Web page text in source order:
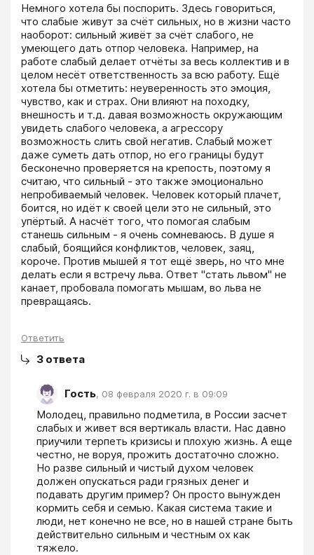
Немного хотела бы поспорить. Здесь говориться,
что слабые живут за счёт сильных, но в жизни часто
наоборот: сильный живёт за счёт слабого, не
умеющего дать отпор человека. Например, на
работе слабый делает отчёты за весь коллектив и в
целом несёт ответственность за всю работу. Ещё
хотела бы отметить: неуверенность это эмоция,
чувство, как и страх. Они влияют на походку,
внешность и т.д. давая возможность окружающим
увидеть слабого человека, а агрессору
возможность слить свой негатив. Слабый может
даже суметь дать отпор, но его границы будут
бесконечно проверяется на крепость, поэтому я
считаю, что сильный - это также эмоционально
непробиваемый человек. Человек который плачет,
боится, но идёт к своей цели это не сильный, это
упёртый. А насчёт того, что помогая слабым
станешь сильным - я очень сомневаюсь. В душе я
слабый, боящийся конфликтов, человек, заяц,
короче. Против мышей я тот ещё зверь, но что мне
делать если я встречу льва. Ответ "стать львом" не
канает, пробовала помогать мышам, во льва не
превращаясь.
Ответить
3 ответа
Гость, 08 февраля 2020 г. в 09:09
Молодец, правильно подметила, в России засчет
слабых и живет вся вертикаль власти. Нас давно
приучили терпеть кризисы и плохую жизнь. А еще
честно, не воруя, прожить достаточно сложно.
Но разве сильный и чистый духом человек
должен опускаться ради грязных денег и
подавать другим пример? Он просто вынужден
кормить себя и семью. Какая система такие и
люди, нет конечно не все, но в нашей стране быть
действительно сильным и честным ох как
тяжело.